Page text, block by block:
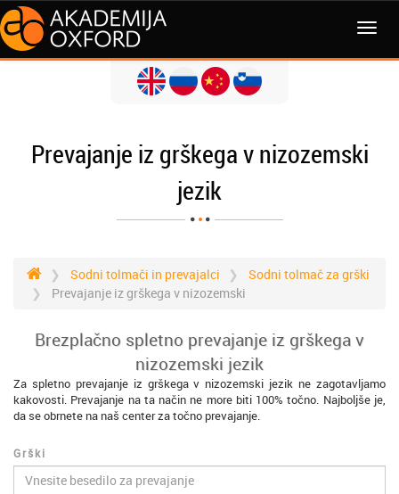
MENI
Prevajanje iz grškega v nizozemski
jezik
Sodni tolmači in prevajalci
Sodni tolmač za grški
Prevajanje iz grškega v nizozemski
Brezplačno spletno prevajanje iz grškega v
nizozemski jezik
Za spletno prevajanje iz grškega v nizozemski jezik ne zagotavljamo
kakovosti. Prevajanje na ta način ne more biti 100% točno. Najboljše je,
da se obrnete na naš center za točno prevajanje.
Grški